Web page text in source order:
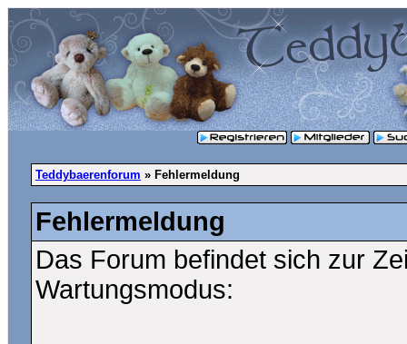
Teddybaerenforum » Fehlermeldung
Fehlermeldung
Das Forum befindet sich zur
Wartungsmodus: